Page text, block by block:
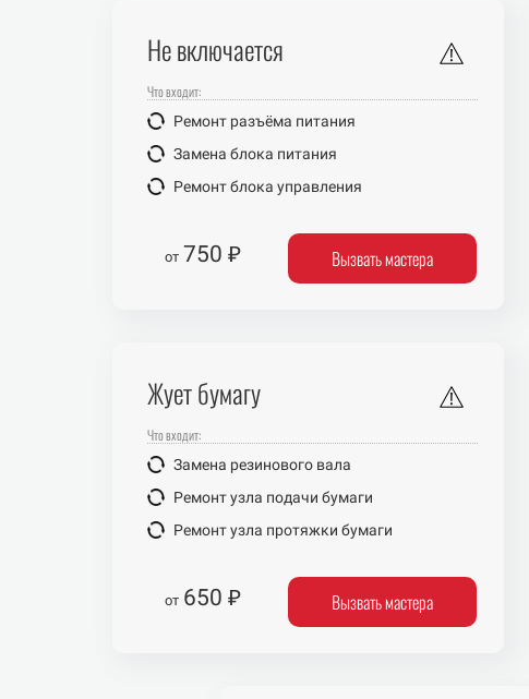
Не включается
Что входит:
Ремонт разъёма питания
Замена блока питания
Ремонт блока управления
от 750 ₽ Вызвать мастера
Жует бумагу
Что входит:
Замена резинового вала
Ремонт узла подачи бумаги
Ремонт узла протяжки бумаги
от 650 ₽ Вызвать мастера